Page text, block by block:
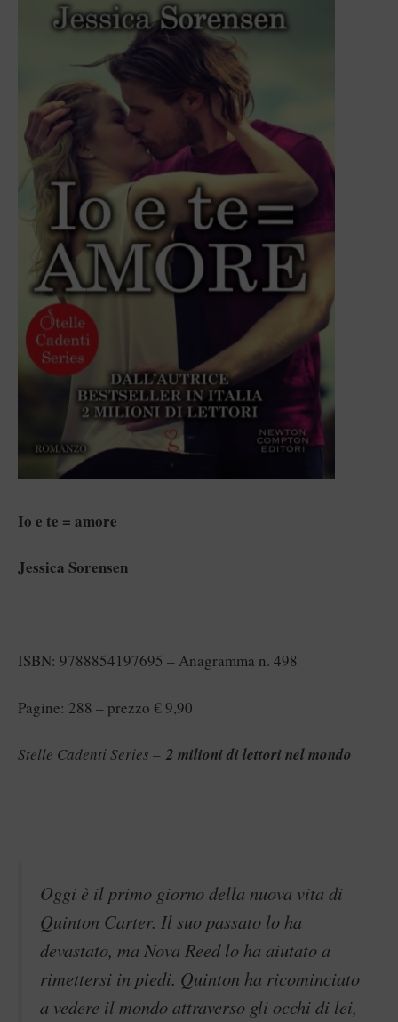
Io e te = amore
Jessica Sorensen
ISBN: 9788854197695 – Anagramma n. 498
Pagine: 288 – prezzo € 9,90
Stelle Cadenti Series – 2 milioni di lettori nel mondo
Oggi è il primo giorno della nuova vita di
Quinton Carter. Il suo passato lo ha
devastato, ma Nova Reed lo ha aiutato a
rimettersi in piedi. Quinton ha ricominciato
a vedere il mondo attraverso gli occhi di lei,